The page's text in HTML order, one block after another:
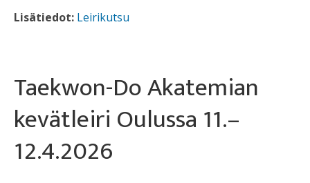
Lisätiedot: Leirikutsu
Taekwon-Do Akatemian
kevätleiri Oulussa 11.–
12.4.2026